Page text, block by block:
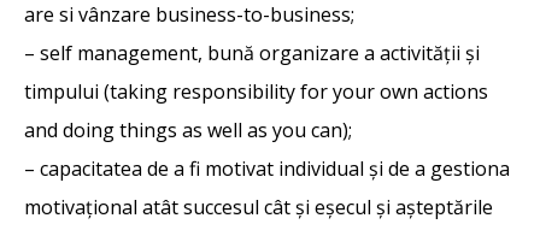
are si vânzare business-to-business;
– self management, bună organizare a activității și
timpului (taking responsibility for your own actions
and doing things as well as you can);
– capacitatea de a fi motivat individual și de a gestiona
motivațional atât succesul cât și eșecul și așteptările